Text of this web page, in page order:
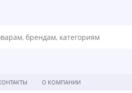
О КОМПАНИИ